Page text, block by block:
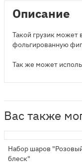
Описание
Такой грузик может
фольгированную
Так же может
Вас также
Набор шаров
блеск"